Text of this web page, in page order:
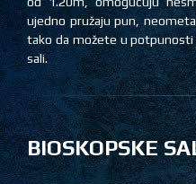
ujedno pružaju pun,
tako da možete u
sali.
BIOSKOPSKE